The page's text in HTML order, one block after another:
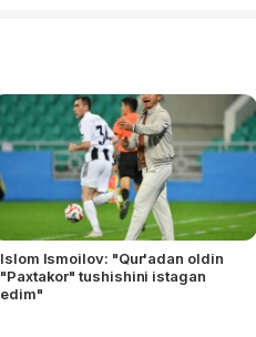
Islom Ismoilov: "Qur'adan oldin
"Paxtakor" tushishini istagan
edim"